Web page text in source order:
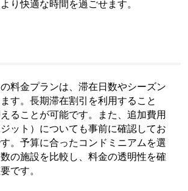
り快適な時間を過ごせます。
料金プランは、滞在日数やシーズン
す。長期滞在割引を利用すること
ることが可能です。また、追加費用
ジット）についても事前に確認してお
。予算に合ったコンドミニアムを選
の施設を比較し、料金の透明性を確
です。